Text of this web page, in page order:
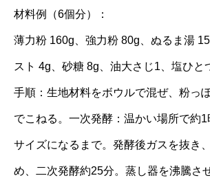
材料例（6個分）：
薄力粉 160g、強力粉 80g、ぬるま湯
スト 4g、砂糖 8g、油大さじ1、塩ひと
手順：生地材料をボウルで混ぜ、粉っ
でこねる。一次発酵：温かい場所で約
サイズになるまで。発酵後ガスを抜き
め、二次発酵約25分。蒸し器を沸騰さ